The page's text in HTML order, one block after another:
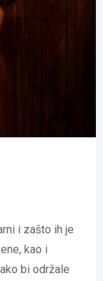
i zašto ih je
kao i
bi održale